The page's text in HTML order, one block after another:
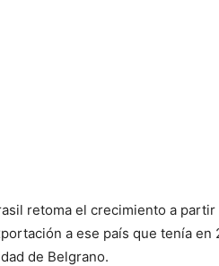
retoma el crecimiento a
a ese país que tenía en
de Belgrano.